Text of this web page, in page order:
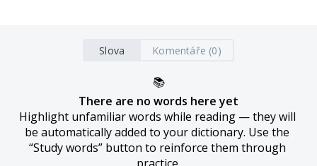
Slova Komentáře (0)
📚
There are no words here yet
Highlight unfamiliar words while reading — they will
be automatically added to your dictionary. Use the
“Study words” button to reinforce them through